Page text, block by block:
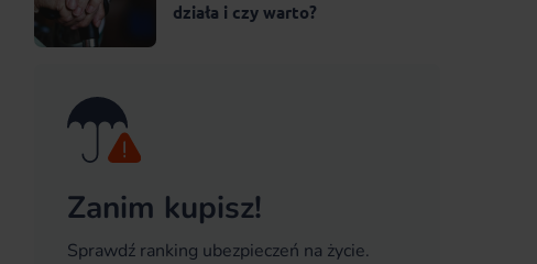
działa i czy warto?
Zanim kupisz!
Sprawdź ranking ubezpieczeń na życie.